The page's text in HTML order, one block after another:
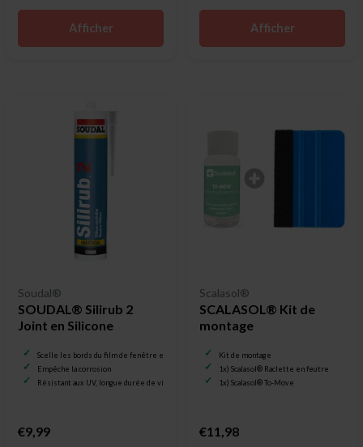
Afficher Afficher
Soudal®
SOUDAL® Silirub 2
Joint en Silicone
Scelle les bords du film de fenêtre extérieur
Empêche la corrosion
Résistant aux UV, longue durée de vie
€9,99
Scalasol®
SCALASOL® Kit de
montage
Kit de montage
1x) Scalasol® Raclette en feutre
1x) Scalasol® To-Move
€11,98